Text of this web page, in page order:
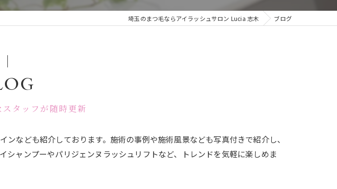
埼玉のまつ毛ならアイラッシュサロン Lucia 志木 ブログ
タッフが随時更新
なども紹介しております。施術の事例や施術風景なども写真付きで紹介し、
ャンプーやパリジェンヌラッシュリフトなど、トレンドを気軽に楽しめま